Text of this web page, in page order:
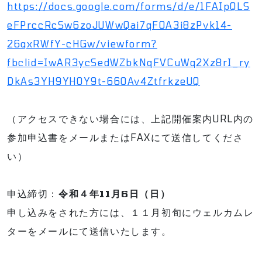
https://docs.google.com/forms/d/e/1FAIpQLS
eFPrccRcSw6zoJUWwQai7qF0A3i8zPvk14-
26qxRWfY-cHGw/viewform?
fbclid=IwAR3ycSedWZbkNqFVCuWq2Xz8rI_ry
DkAs3YH9YH0Y9t-66OAv4ZtfrkzeUQ
（アクセスできない場合には、上記開催案内URL内の
参加申込書をメールまたはFAXにて送信してくださ
い）
申込締切： 令和４年11月6日（日）
申し込みをされた方には、１１月初旬にウェルカムレ
ターをメールにて送信いたします。